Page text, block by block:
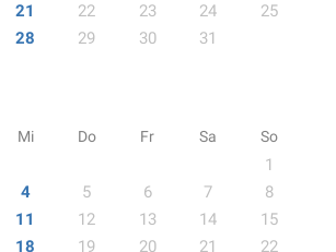
21 22 23 24
25
28 29 30 31
Mi Do Fr Sa So
1
4 5 6 7
8
11 12 13 14
15
18 19 20 21
22